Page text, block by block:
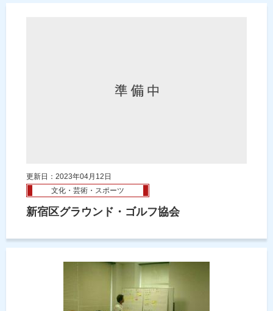
更新日：2023年04月12日
文化・芸術・スポーツ
新宿区グラウンド・ゴルフ協会